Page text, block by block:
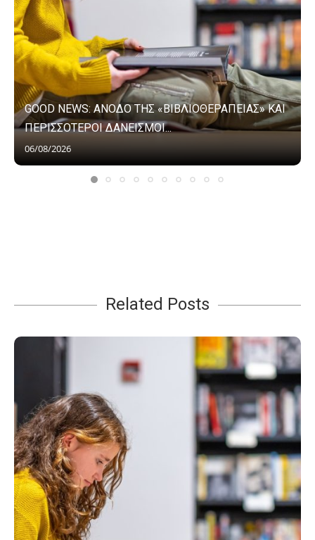
GOOD NEWS: ΑΝΟΔΟ ΤΗΣ «ΒΙΒΛΙΟΘΕΡΑΠΕΙΑΣ» ΚΑΙ
ΠΕΡΙΣΣΟΤΕΡΟΙ ΔΑΝΕΙΣΜΟΙ...
06/08/2026
Related Posts